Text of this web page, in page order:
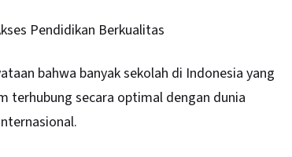
Pendidikan Berkualitas
bahwa banyak sekolah di Indonesia yang
terhubung secara optimal dengan dunia